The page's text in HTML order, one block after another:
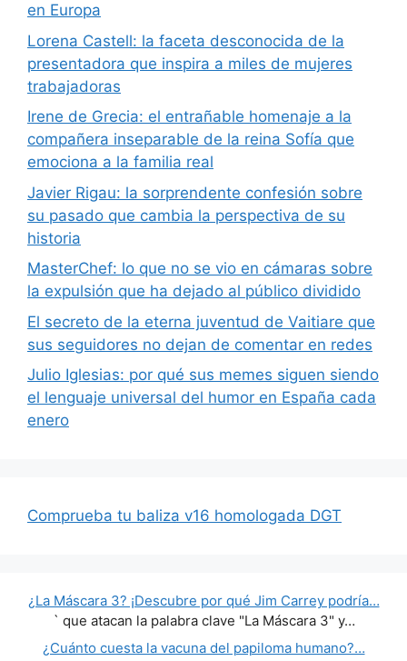
en Europa
Lorena Castell: la faceta desconocida de la
presentadora que inspira a miles de mujeres
trabajadoras
Irene de Grecia: el entrañable homenaje a la
compañera inseparable de la reina Sofía que
emociona a la familia real
Javier Rigau: la sorprendente confesión sobre
su pasado que cambia la perspectiva de su
historia
MasterChef: lo que no se vio en cámaras sobre
la expulsión que ha dejado al público dividido
El secreto de la eterna juventud de Vaitiare que
sus seguidores no dejan de comentar en redes
Julio Iglesias: por qué sus memes siguen siendo
el lenguaje universal del humor en España cada
enero
Comprueba tu baliza v16 homologada DGT
¿La Máscara 3? ¡Descubre por qué Jim Carrey podría…
` que atacan la palabra clave "La Máscara 3" y…
¿Cuánto cuesta la vacuna del papiloma humano?…